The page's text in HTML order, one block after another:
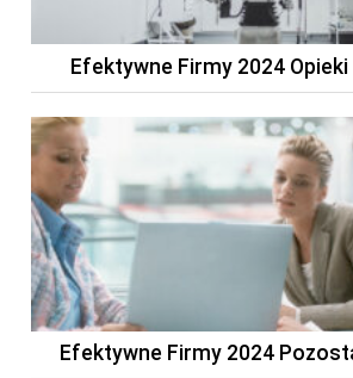
Efektywne Firmy 2024
Efektywne Firmy 2024